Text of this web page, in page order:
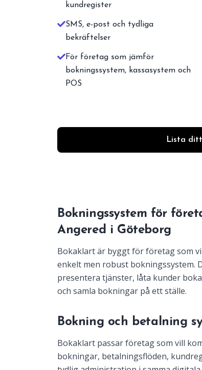
kundregister
SMS, e-post och tydliga
bekräftelser
För företag som jämför
bokningssystem, kassasystem och
POS
Lista
Bokningssystem för
Angered i Göteborg
Bokaklart är byggt för företag som
enkelt men robust bokningssystem.
presentera tjänster, låta kunder
och samla bokningar på ett ställe.
Bokning och betalning
Bokaklart passar företag som vill
bokningar, betalningsflöden,